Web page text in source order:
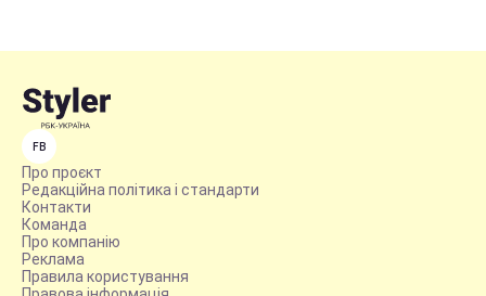
FB
Про проєкт
Редакційна політика і стандарти
Контакти
Команда
Про компанію
Реклама
Правила користування